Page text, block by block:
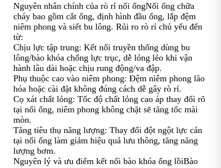
Nguyên nhân chính của rò rỉ nối ốngNối ống chữa
cháy bao gồm cắt ống, định hình đầu ống, lắp đệm
niêm phong và siết bu lông. Rủi ro rò rỉ chủ yếu đến
từ:
Chịu lực tập trung: Kết nối truyền thống dùng bu
lông/bào khóa chống lực trục, dễ lỏng lẻo khi vận
hành lâu dài hoặc chịu rung động/va đập.
Phụ thuộc cao vào niêm phong: Đệm niêm phong lão
hóa hoặc cài đặt không đúng cách dễ gây rò rỉ.
Cọ xát chất lỏng: Tốc độ chất lỏng cao áp thay đổi rõ
tại nối ống, niêm phong không chặt sẽ tăng tốc mài
mòn.
Tăng tiêu thụ năng lượng: Thay đổi đột ngột lực cản
tại nối ống làm giảm hiệu quả lưu thông, tăng năng
lượng bơm.
Nguyên lý và ưu điểm kết nối bào khóa ống lồiBào